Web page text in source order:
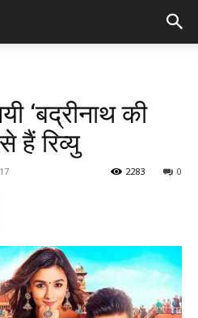
‘बद्रीनाथ की
हैं रिव्यु
0
2283